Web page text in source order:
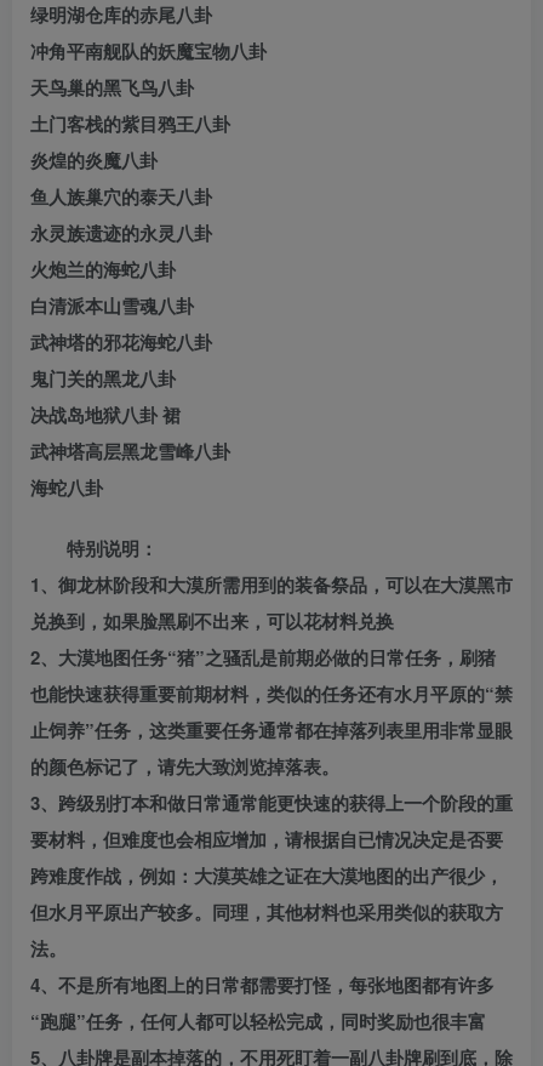
绿明湖仓库的赤尾八卦
冲角平南舰队的妖魔宝物八卦
天鸟巢的黑飞鸟八卦
土门客栈的紫目鸦王八卦
炎煌的炎魔八卦
鱼人族巢穴的泰天八卦
永灵族遗迹的永灵八卦
火炮兰的海蛇八卦
白清派本山雪魂八卦
武神塔的邪花海蛇八卦
鬼门关的黑龙八卦
决战岛地狱八卦 裙
武神塔高层黑龙雪峰八卦
海蛇八卦
特别说明：
1、御龙林阶段和大漠所需用到的装备祭品，可以在大漠黑市
兑换到，如果脸黑刷不出来，可以花材料兑换
2、大漠地图任务“猪”之骚乱是前期必做的日常任务，刷猪
也能快速获得重要前期材料，类似的任务还有水月平原的“禁
止饲养”任务，这类重要任务通常都在掉落列表里用非常显眼
的颜色标记了，请先大致浏览掉落表。
3、跨级别打本和做日常通常能更快速的获得上一个阶段的重
要材料，但难度也会相应增加，请根据自已情况决定是否要
跨难度作战，例如：大漠英雄之证在大漠地图的出产很少，
但水月平原出产较多。同理，其他材料也采用类似的获取方
法。
4、不是所有地图上的日常都需要打怪，每张地图都有许多
“跑腿”任务，任何人都可以轻松完成，同时奖励也很丰富
5、八卦牌是副本掉落的，不用死盯着一副八卦牌刷到底，除